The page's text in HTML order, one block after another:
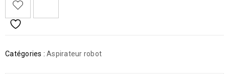
Catégories : Aspirateur robot